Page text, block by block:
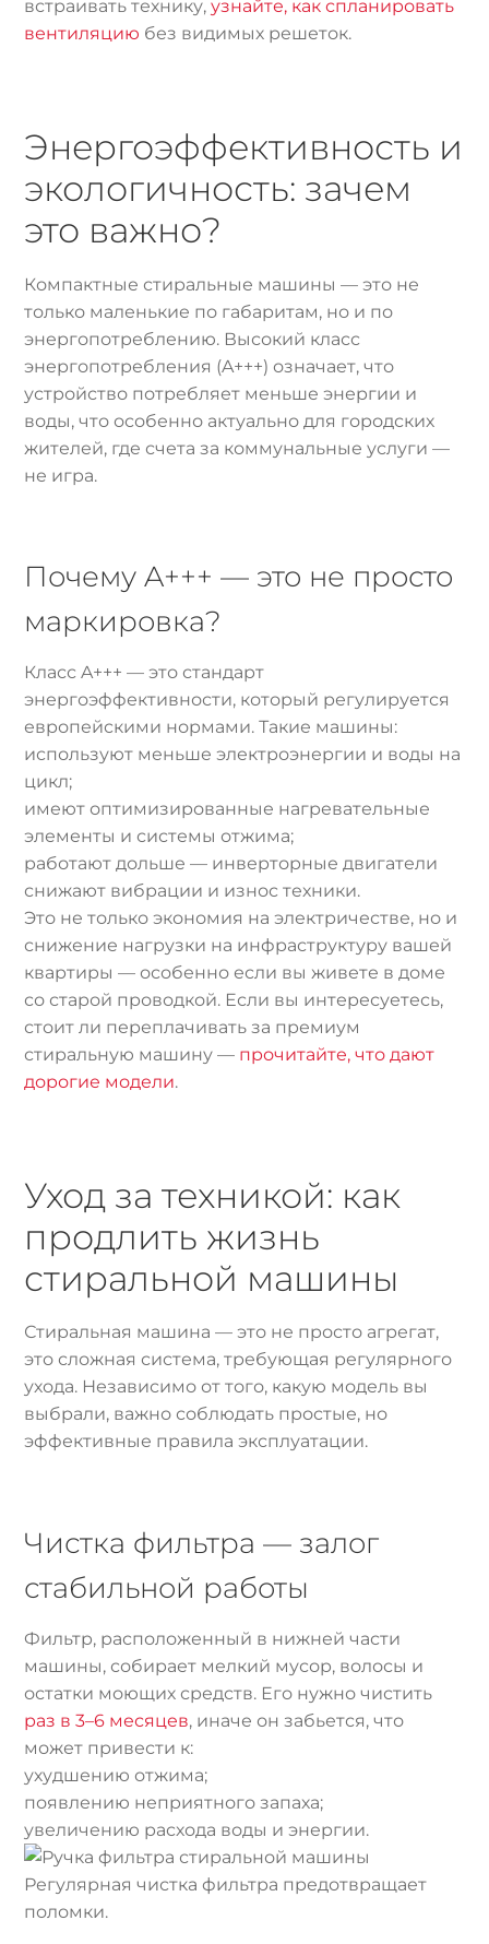
встраивать технику,узнайте, как спланировать
вентиляцию без видимых решеток.
Энергоэффективность и
экологичность: зачем
это важно?
Компактные стиральные машины — это не
только маленькие по габаритам, но и по
энергопотреблению. Высокий класс
энергопотребления (A+++) означает, что
устройство потребляет меньше энергии и
воды, что особенно актуально для городских
жителей, где счета за коммунальные услуги —
не игра.
Почему A+++ — это не просто
маркировка?
Класс A+++ — это стандарт
энергоэффективности, который регулируется
европейскими нормами. Такие машины:
используют меньше электроэнергии и воды на
цикл;
имеют оптимизированные нагревательные
элементы и системы отжима;
работают дольше — инверторные двигатели
снижают вибрации и износ техники.
Это не только экономия на электричестве, но и
снижение нагрузки на инфраструктуру вашей
квартиры — особенно если вы живете в доме
со старой проводкой. Если вы интересуетесь,
стоит ли переплачивать за премиум
стиральную машину — прочитайте, что дают
дорогие модели.
Уход за техникой: как
продлить жизнь
стиральной машины
Стиральная машина — это не просто агрегат,
это сложная система, требующая регулярного
ухода. Независимо от того, какую модель вы
выбрали, важно соблюдать простые, но
эффективные правила эксплуатации.
Чистка фильтра — залог
стабильной работы
Фильтр, расположенный в нижней части
машины, собирает мелкий мусор, волосы и
остатки моющих средств. Его нужно чистить
раз в 3–6 месяцев, иначе он забьется, что
может привести к:
ухудшению отжима;
появлению неприятного запаха;
увеличению расхода воды и энергии.
Регулярная чистка фильтра предотвращает
поломки.